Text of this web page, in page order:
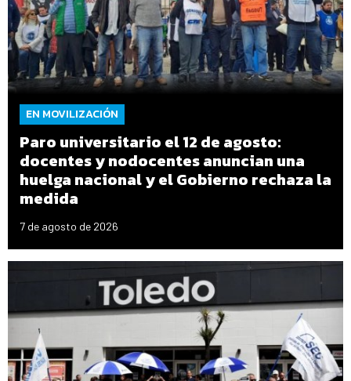
EN MOVILIZACIÓN
Paro universitario el 12 de agosto:
docentes y nodocentes anuncian una
huelga nacional y el Gobierno rechaza la
medida
7 de agosto de 2026